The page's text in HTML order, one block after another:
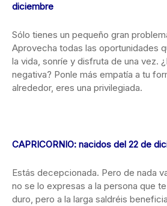
diciembre
Sólo tienes un pequeño gran
Aprovecha todas las oportunidades
la vida, sonríe y disfruta de una vez.
negativa? Ponle más empatía a tu
alrededor, eres una privilegiada.
CAPRICORNIO: nacidos del 22 de
Estás decepcionada. Pero de nada
no se lo expresas a la persona que
duro, pero a la larga saldréis